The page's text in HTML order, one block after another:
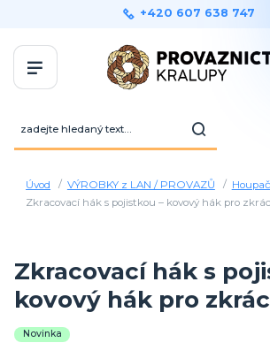
+420 607 638 747
Úvod VÝROBKY z LAN / PROVAZŮ
Zkracovací hák s pojistkou – kovový hák pro
Zkracovací hák s
kovový hák pro
Novinka